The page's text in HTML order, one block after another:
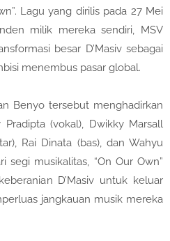
Lagu yang dirilis pada 27 Mei
milik mereka sendiri, MSV
besar D’Masiv sebagai
menembus pasar global.
Benyo tersebut menghadirkan
(vokal), Dwikky Marsall
Rai Dinata (bas), dan Wahyu
segi musikalitas, “On Our Own”
D’Masiv untuk keluar
jangkauan musik mereka